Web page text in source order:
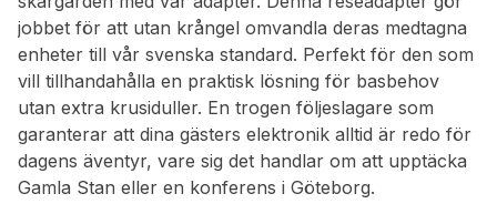
jobbet för att utan krångel omvandla deras medtagna
enheter till vår svenska standard. Perfekt för den som
vill tillhandahålla en praktisk lösning för basbehov
utan extra krusiduller. En trogen följeslagare som
garanterar att dina gästers elektronik alltid är redo för
dagens äventyr, vare sig det handlar om att upptäcka
Gamla Stan eller en konferens i Göteborg.